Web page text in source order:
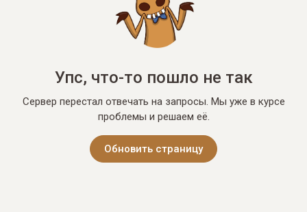
Упс, что-то пошло не так
Сервер перестал отвечать на запросы. Мы уже в курсе
проблемы и решаем её.
Обновить страницу